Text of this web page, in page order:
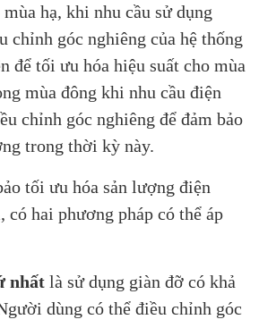
hạ, khi nhu cầu sử dụng
chỉnh góc nghiêng của hệ thống
để tối ưu hóa hiệu suất cho mùa
mùa đông khi nhu cầu điện
chỉnh góc nghiêng để đảm bảo
trong thời kỳ này.
tối ưu hóa sản lượng điện
có hai phương pháp có thể áp
nhất là sử dụng giàn đỡ có khả
dùng có thể điều chỉnh góc